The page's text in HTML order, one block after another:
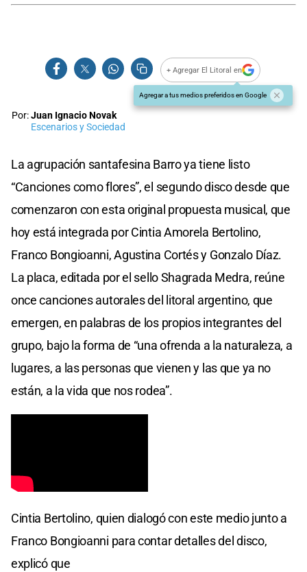
+ Agregar El Litoral en
Agregar a tus medios preferidos en Google
Por:Juan Ignacio Novak
Escenarios y Sociedad
La agrupación santafesina Barro ya tiene listo
“Canciones como flores”, el segundo disco desde que
comenzaron con esta original propuesta musical, que
hoy está integrada por Cintia Amorela Bertolino,
Franco Bongioanni, Agustina Cortés y Gonzalo Díaz.
La placa, editada por el sello Shagrada Medra, reúne
once canciones autorales del litoral argentino, que
emergen, en palabras de los propios integrantes del
grupo, bajo la forma de “una ofrenda a la naturaleza, a
lugares, a las personas que vienen y las que ya no
están, a la vida que nos rodea”.
Cintia Bertolino, quien dialogó con este medio junto a
Franco Bongioanni para contar detalles del disco,
explicó que